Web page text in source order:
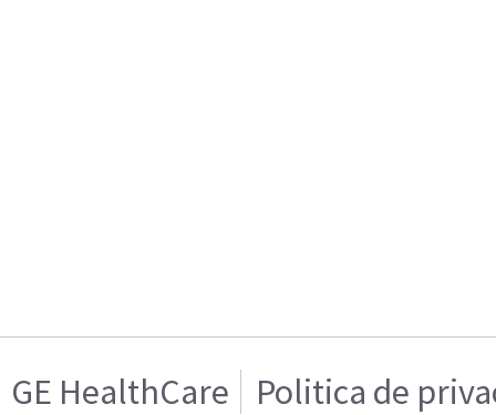
GE HealthCare Politica de